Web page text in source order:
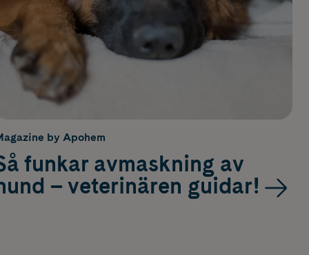
by Apohem
funkar avmaskning av
– veterinären guidar!